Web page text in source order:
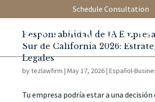
Schedule Consultation
Responsabilidad de IA
Sur de California 2026:
Legales
bytezlawfirm | May 17, 2026| Español-
Tu empresa podría estar a una decisión